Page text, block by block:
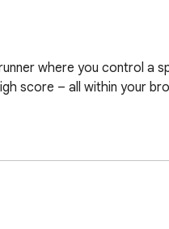
where you control a
score – all within your